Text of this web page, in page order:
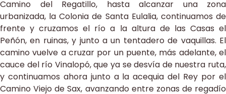
Camino del Regatillo, hasta alcanzar una zona
urbanizada, la Colonia de Santa Eulalia, continuamos de
frente y cruzamos el río a la altura de las Casas el
Peñón, en ruinas, y junto a un tentadero de vaquillas. El
camino vuelve a cruzar por un puente, más adelante, el
cauce del río Vinalopó, que ya se desvía de nuestra ruta,
y continuamos ahora junto a la acequia del Rey por el
Camino Viejo de Sax, avanzando entre zonas de regadío